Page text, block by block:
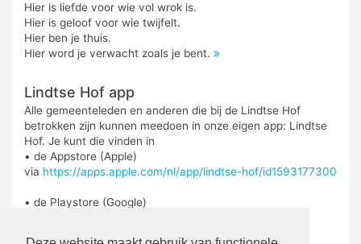
Hier is liefde voor wie vol wrok is.
Hier is geloof voor wie twijfelt.
Hier ben je thuis.
Hier word je verwacht zoals je bent.
Lindtse Hof app
Alle gemeenteleden en anderen die bij de Lindtse Hof
betrokken zijn kunnen meedoen in onze eigen app: Lindtse
Hof. Je kunt die vinden in
• de Appstore (Apple)
via https://apps.apple.com/nl/app/lindtse-hof/id1593177300
• de Playstore (Google)